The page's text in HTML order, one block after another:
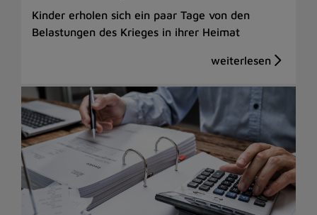
Kinder erholen sich ein paar Tage von den
Belastungen des Krieges in ihrer Heimat